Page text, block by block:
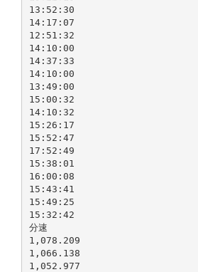
13:52:30
14:17:07
12:51:32
14:10:00
14:37:33
14:10:00
13:49:00
15:00:32
14:10:32
15:26:17
15:52:47
17:52:49
15:38:01
16:00:08
15:43:41
15:49:25
15:32:42
分速
1,078.209
1,066.138
1,052.977